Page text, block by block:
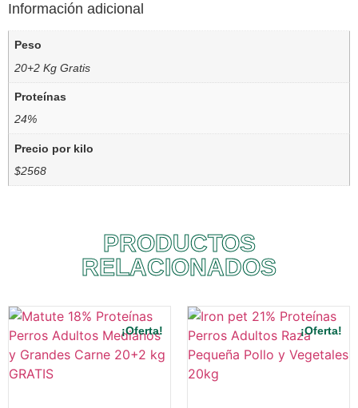
Información adicional
Peso
20+2 Kg Gratis
Proteínas
24%
Precio por kilo
$2568
PRODUCTOS
RELACIONADOS
¡Oferta! ¡Oferta!